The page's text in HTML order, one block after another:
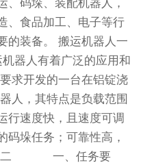
、码垛、装配机器人，
、食品加工、电子等行
的装备。 搬运机器人一
人有着广泛的应用和
求开发的一台在铝锭浇
人，其特点是负载范围
行速度快，且速度可调
码垛任务；可靠性高，
人二 一、任务要